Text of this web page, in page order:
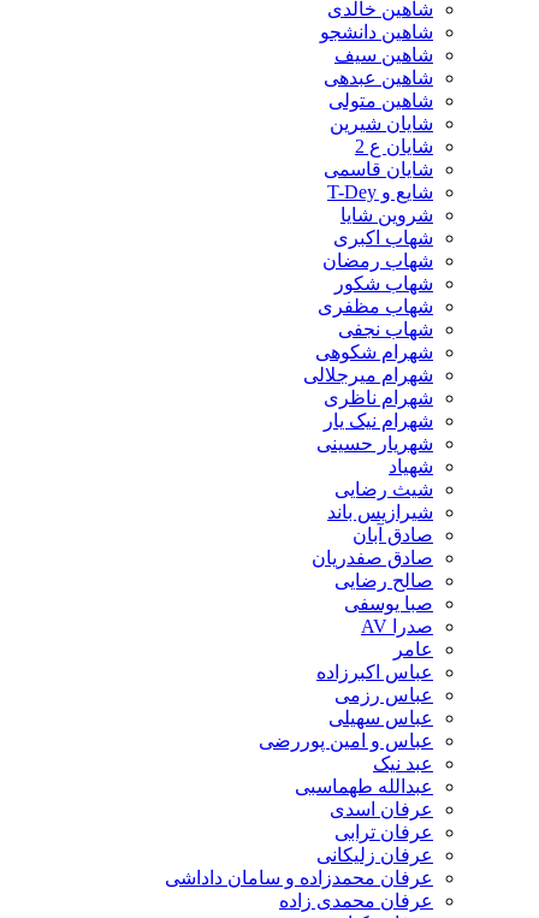
شاهین خالدی
شاهین دانشجو
شاهین سیف
شاهین عبدهی
شاهین متولی
شایان شیرین
شایان ع 2
شایان قاسمی
شایع و T-Dey
شروین شایا
شهاب اکبری
شهاب رمضان
شهاب شکور
شهاب مظفری
شهاب نجفی
شهرام شکوهی
شهرام میرجلالی
شهرام ناظری
شهرام نیک یار
شهریار حسینی
شهیاد
شیث رضایی
شیرازیس باند
صادق آبان
صادق صفدریان
صالح رضایی
صبا یوسفی
صدرا AV
عامر
عباس اکبرزاده
عباس رزمی
عباس سهیلی
عباس و امین پوررضی
عبد نیک
عبدالله طهماسبی‎
عرفان اسدی
عرفان ترابی
عرفان زلیکانی
عرفان محمدزاده و سامان داداشی
عرفان محمدی زاده